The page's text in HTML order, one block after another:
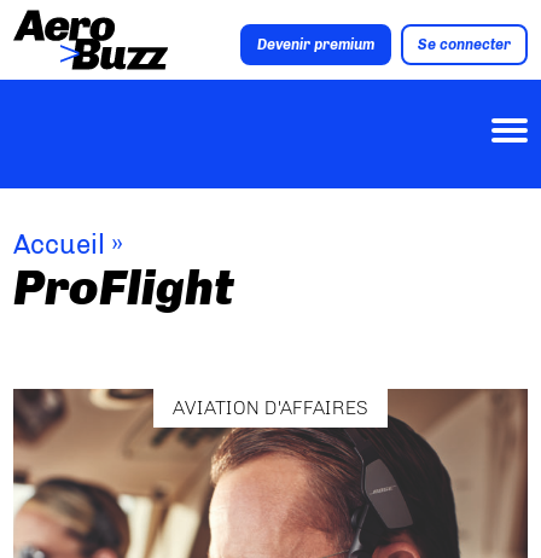
Devenir premium Se connecter
Accueil »
ProFlight
AVIATION D'AFFAIRES